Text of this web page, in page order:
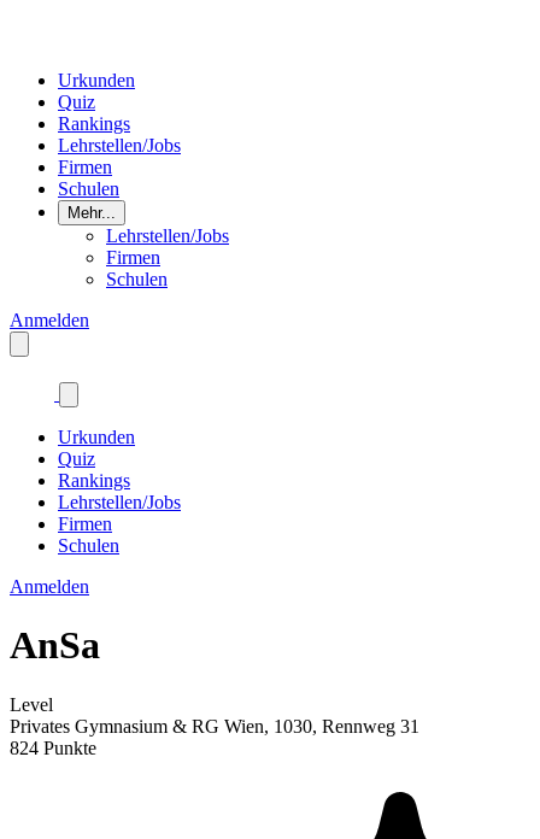
Urkunden
Quiz
Rankings
Lehrstellen/Jobs
Firmen
Schulen
Mehr...
Lehrstellen/Jobs
Firmen
Schulen
Anmelden
Urkunden
Quiz
Rankings
Lehrstellen/Jobs
Firmen
Schulen
Anmelden
AnSa
Level
Privates Gymnasium & RG Wien, 1030, Rennweg 31
824 Punkte